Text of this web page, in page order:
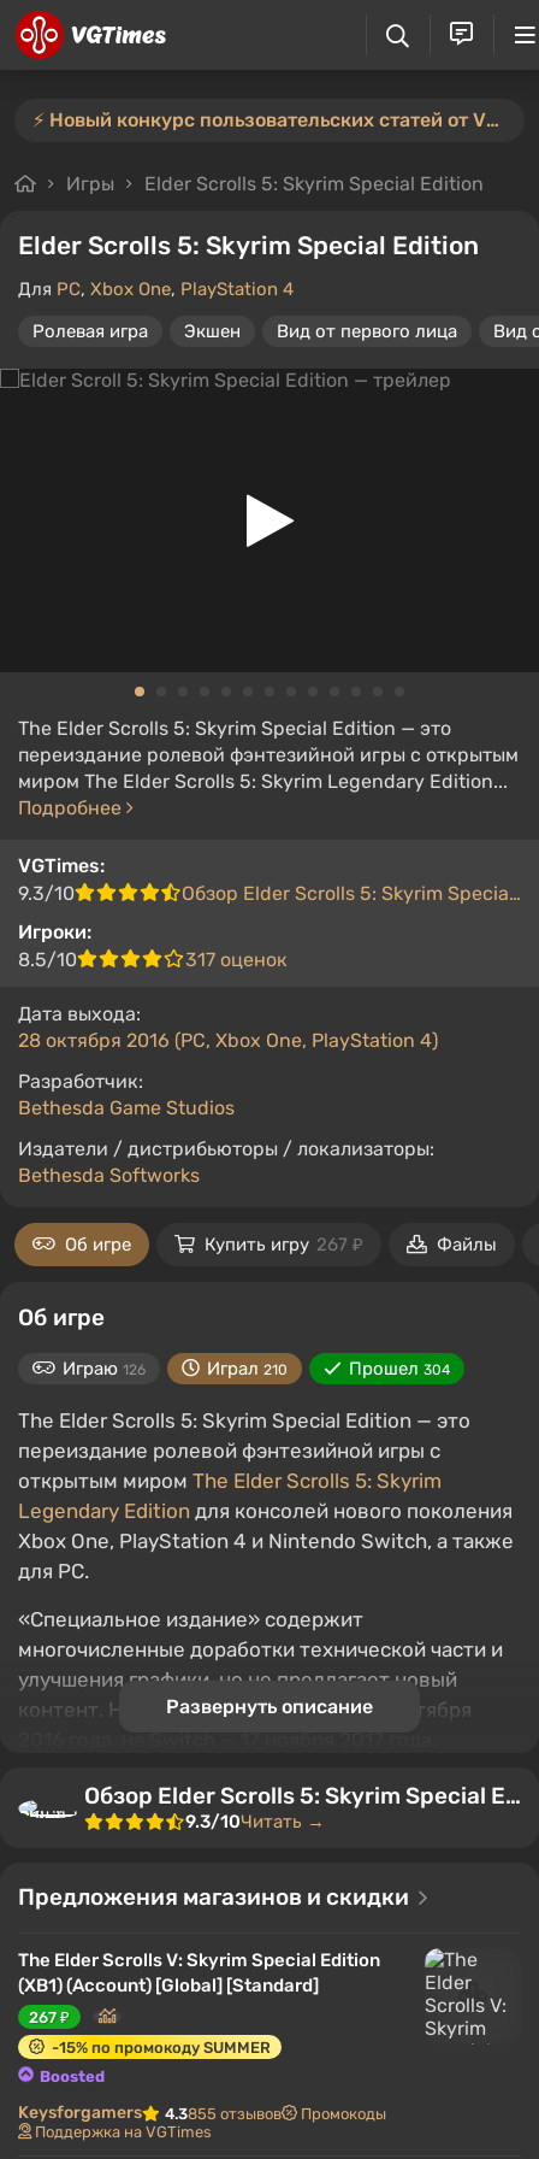
⚡️ Новый конкурс пользовательских статей от VGTimes — участвуйте тут ⚡️
Игры Elder Scrolls 5: Skyrim Special Edition
Elder Scrolls 5: Skyrim Special Edition
Для PC, Xbox One, PlayStation 4
Ролевая игра
Экшен Вид от первого лица Вид
The Elder Scrolls 5: Skyrim Special Edition — это
переиздание ролевой фэнтезийной игры с открытым
миром The Elder Scrolls 5: Skyrim Legendary Edition...
Подробнее
VGTimes:
9.3/10
Обзор Elder Scrolls 5: Skyrim Special Edition
Игроки:
8.5/10
317 оценок
Дата выхода:
28 октября 2016 (PC, Xbox One, PlayStation 4)
Разработчик:
Bethesda Game Studios
Издатели / дистрибьюторы / локализаторы:
Bethesda Softworks
Об игре Купить игру 267 ₽ Файлы
Об игре
Играю 126 Играл 210 Прошел 304
The Elder Scrolls 5: Skyrim Special Edition — это
переиздание ролевой фэнтезийной игры с
открытым миром The Elder Scrolls 5: Skyrim
Legendary Edition для консолей нового поколения
Xbox One, PlayStation 4 и Nintendo Switch, а также
для РС.
«Специальное издание» содержит
многочисленные доработки технической части и
улучшения графики, но не предлагает новый
контент. На PC, XOne и PS4 вышла 28 октября
Содержание
Изменения в графике
Особенности Switch-версии Skyrim Special
Изменения в графике
Развернуть описание
Обзор Elder Scrolls 5: Skyrim Special Edition
9.3/10Читать →
Предложения магазинов и скидки
The Elder Scrolls V: Skyrim Special Edition
(XB1) (Account) [Global] [Standard]
267 ₽
-15% по промокоду SUMMER
Boosted
Keysforgamers 4.3855 отзывов
Промокоды
Поддержка на VGTimes